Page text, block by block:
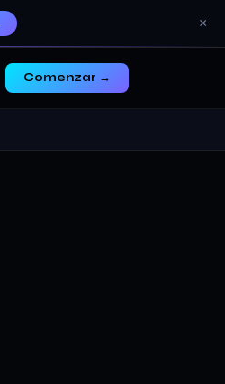
×
Comenzar →